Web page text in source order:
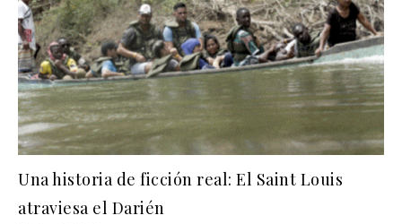
Una historia de ficción real: El Saint Louis
atraviesa el Darién